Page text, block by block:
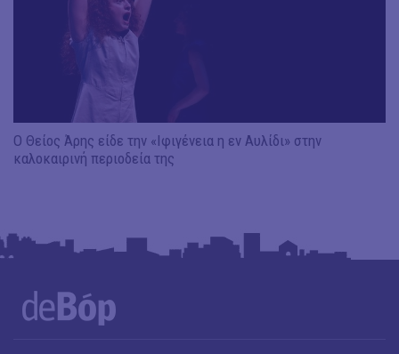
Ο Θείος Άρης είδε την «Ιφιγένεια η εν Αυλίδι» στην
καλοκαιρινή περιοδεία της